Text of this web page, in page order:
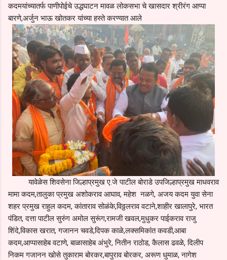
कदमयांच्यातर्फ पाणीपोईचे उद्धघाटन मावळ लोकसभा चे खासदार श्रीरंग आप्पा
बारणे,अर्जुन भाऊ खोतकर यांच्या हस्ते करण्यात आले
यावेळेस शिवसेना जिल्हाप्रमुख ए.जे पाटील बोराडे उपजिल्हाप्रमुख माधवराव
मामा कदम,तालुका प्रमुख अशोकराव आघाव, महेश नळगे, अजय कदम युवा सेना
शहर प्रमुख राहुल कदम, कांताराव सोळंके,विठ्ठलराव वटाने,शाहीर खालापुरे, भारत
पंडित, दत्ता पाटील सुरुंग अमोल सुरूंग,रामजी खवल,मुधुकर पाईकराव राजु
शिंदे,विकास खरात, गजानन चवडे,दिपक काळे,लक्समिकांत कवडी,आबा
कदम,आप्पासाहेब वटाणे, बाळासाहेब अंभुरे, नितीन राठोड, कैलास ढवळे, दिलीप
निकम गजानन खोसे तुकाराम बोरकर,बापुराव बोरकर, अरूण धुमाळ, नागेश